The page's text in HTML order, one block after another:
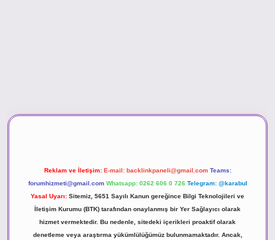
Reklam ve İletişim: E-mail: backlinkpaneli@gmail.com Teams:
forumhizmeti@gmail.com Whatsapp: 0262 606 0 726 Telegram: @karabul
Yasal Uyarı: Sitemiz, 5651 Sayılı Kanun gereğince Bilgi Teknolojileri ve
İletişim Kurumu (BTK) tarafından onaylanmış bir Yer Sağlayıcı olarak
hizmet vermektedir. Bu nedenle, sitedeki içerikleri proaktif olarak
denetleme veya araştırma yükümlülüğümüz bulunmamaktadır. Ancak,